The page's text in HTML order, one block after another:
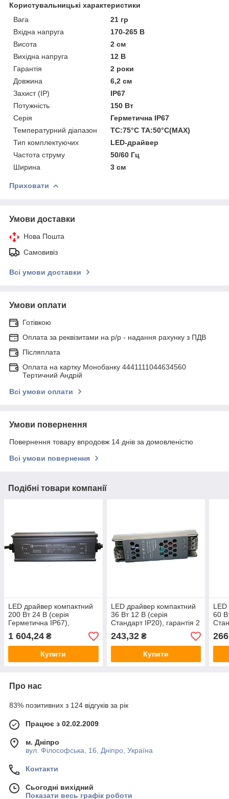
Користувальницькі характеристики
Вага
21 гр
Вхідна напруга
170-265 В
Висота
2 см
Вихідна напруга
12 В
Гарантія
2 роки
Довжина
6,2 см
Захист (IP)
IP67
Потужність
150 Вт
Серія
Герметична IP67
Температурний діапазон
TC:75°C TA:50°C(MAX)
Тип комплектуючих
LED-драйвер
Частота струму
50/60 Гц
Ширина
3 см
Приховати
Умови доставки
Нова Пошта
Самовивіз
Всі умови доставки
Умови оплати
Готівкою
Оплата за реквізитами на р/р - надання рахунку з ПДВ
Післяплата
Оплата на картку Монобанку 4441111044634560
Тертичний Андрій
Всі умови оплати
Умови повернення
Повернення товару впродовж 14 днів за домовленістю
Всі умови повернення
Подібні товари компанії
LED драйвер компактний
200 Вт 24 В (серія
Герметична IP67),
гарантія 2 роки EH-
DR200W24G
1 604,24 ₴
Купити
LED драйвер компактний
36 Вт 12 В (серія
Стандарт IP20), гарантія 2
роки EH-DR36W12
243,32₴
Купити
LED
60
Про нас
83% позитивних з 124 відгуків за рік
Працює з 02.02.2009
м. Дніпро
вул. Філософська, 16, Дніпро, Україна
Контакти
Сьогодні вихідний
Показати весь графік роботи